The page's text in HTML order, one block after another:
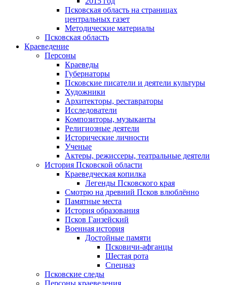
Псковская область на страницах
центральных газет
Методические материалы
Псковская область
Краеведение
Персоны
Краеведы
Губернаторы
Псковские писатели и деятели культуры
Художники
Архитекторы, реставраторы
Исследователи
Композиторы, музыканты
Религиозные деятели
Исторические личности
Ученые
Актеры, режиссеры, театральные деятели
История Псковской области
Краеведческая копилка
Легенды Псковского края
Смотрю на древний Псков влюблённо
Памятные места
История образования
Псков Ганзейский
Военная история
Достойные памяти
Псковичи-афганцы
Шестая рота
Спецназ
Псковские следы
Персоны краеведения